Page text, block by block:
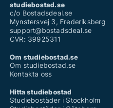
studiebostad.se
c/o Bostadsdeal.se
Mynstersvej 3, Frederiksberg
support@bostadsdeal.se
CVR: 39925311
Om studiebostad.se
Om studiebostad.se
Kontakta oss
Hitta studiebostad
Studiebostäder i Stockholm